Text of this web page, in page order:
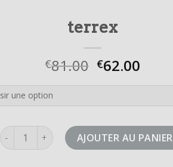
terrex
€81.00 €62.00
quantité de terrexAJOUTER AU PANIER